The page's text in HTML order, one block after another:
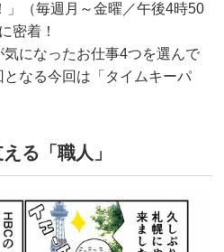
」（毎週月～金曜／午後4時50
密着！
になったお仕事4つを選んで
なる今回は「タイムキーパ
る「職人」